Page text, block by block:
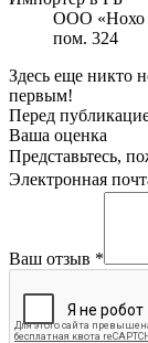
ООО «Нохо
пом. 324
Здесь еще никто
первым!
Перед
Ваша оценка
Представьтесь,
Электронная
Ваш отзыв *